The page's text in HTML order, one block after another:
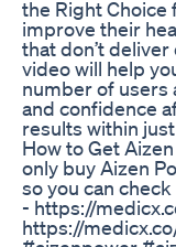
the Right Choice
improve their
that don’t
video will help
number of users
and confidence
results within
How to Get
only buy Aizen
so you can
- https://
https://